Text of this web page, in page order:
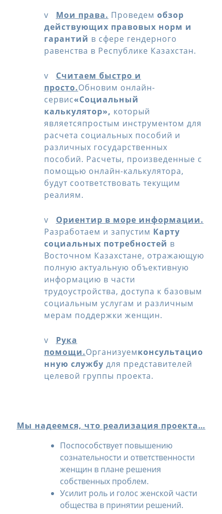
v Мои права. Проведем обзор
действующих правовых норм и
гарантий в сфере гендерного
равенства в Республике Казахстан.
v Считаем быстро и
просто.Обновим онлайн-
сервис«Социальный
калькулятор», который
являетсяпростым инструментом для
расчета социальных пособий и
различных государственных
пособий. Расчеты, произведенные с
помощью онлайн-калькулятора,
будут соответствовать текущим
реалиям.
v Ориентир в море информации.
Разработаем и запустим Карту
социальных потребностей в
Восточном Казахстане, отражающую
полную актуальную объективную
информацию в части
трудоустройства, доступа к базовым
социальным услугам и различным
мерам поддержки женщин.
v Рука
помощи.Организуемконсультацио
нную службу для представителей
целевой группы проекта.
Мы надеемся, что реализация проекта…
Поспособствует повышению
сознательности и ответственности
женщин в плане решения
собственных проблем.
Усилит роль и голос женской части
общества в принятии решений.